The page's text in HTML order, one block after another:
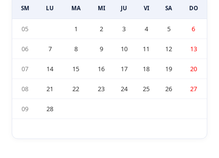
SM LU MA MI JU VI SA DO
05 1 2 3 4 5 6
06 7 8 9 10 11 12 13
07 14 15 16 17 18 19 20
08 21 22 23 24 25 26 27
09 28